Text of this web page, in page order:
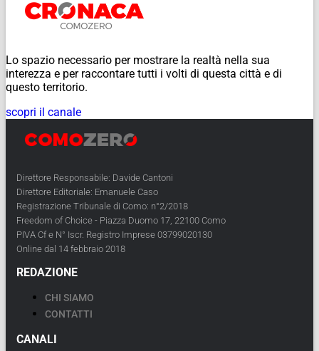
Lo spazio necessario per mostrare la realtà nella sua
interezza e per raccontare tutti i volti di questa città e di
questo territorio.
scopri il canale
Direttore Responsabile: Davide Cantoni
Direttore Editoriale: Emanuele Caso
Registrazione Tribunale di Como: n°2/2018
Freedom of Choice - Piazza Duomo 17, 22100 Como
PIVA Cf e N° Iscr. Registro Imprese 03799020130
Online dal 14 febbraio 2018
REDAZIONE
CHI SIAMO
CONTATTI
CANALI